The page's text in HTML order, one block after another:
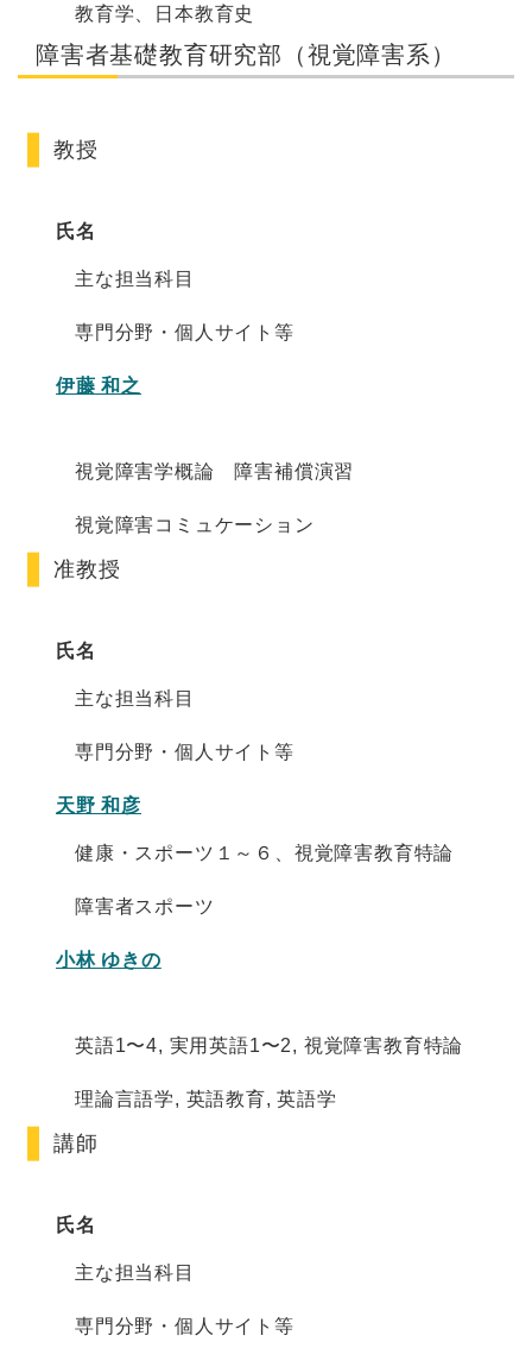
教育学、日本教育史
障害者基礎教育研究部（視覚障害系）
教授
氏名
主な担当科目
専門分野・個人サイト等
伊藤 和之
視覚障害学概論 障害補償演習
視覚障害コミュケーション
准教授
氏名
主な担当科目
専門分野・個人サイト等
天野 和彦
健康・スポーツ１～６、視覚障害教育特論
障害者スポーツ
小林 ゆきの
英語1〜4, 実用英語1〜2, 視覚障害教育特論
理論言語学, 英語教育, 英語学
講師
氏名
主な担当科目
専門分野・個人サイト等